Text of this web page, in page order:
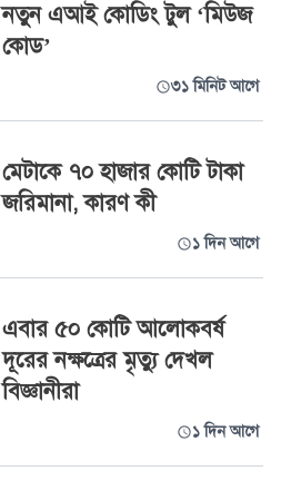
নতুন এআই কোডিং টুল ‘মিউজ
কোড’
৩১ মিনিট আগে
মেটাকে ৭০ হাজার কোটি টাকা
জরিমানা, কারণ কী
১ দিন আগে
এবার ৫০ কোটি আলোকবর্ষ
দূরের নক্ষত্রের মৃত্যু দেখল
বিজ্ঞানীরা
১ দিন আগে